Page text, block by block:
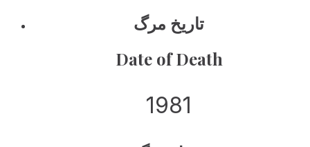
تاریخ مرگ
Date of Death
1981